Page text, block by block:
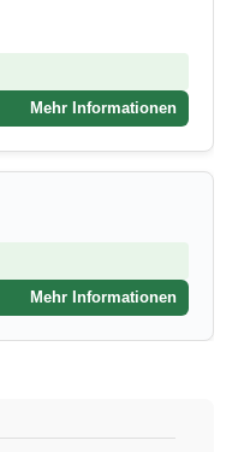
Mehr Informationen
Mehr Informationen